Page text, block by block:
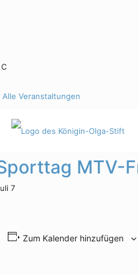
Alle Veranstaltungen
Diese Veranstaltung hat bereits
MTV-
7
Zum Kalender hinzufügen